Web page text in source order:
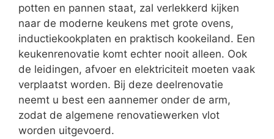
potten en pannen staat, zal verlekkerd kijken
naar de moderne keukens met grote ovens,
inductiekookplaten en praktisch kookeiland. Een
keukenrenovatie komt echter nooit alleen. Ook
de leidingen, afvoer en elektriciteit moeten vaak
verplaatst worden. Bij deze deelrenovatie
neemt u best een aannemer onder de arm,
zodat de algemene renovatiewerken vlot
worden uitgevoerd.